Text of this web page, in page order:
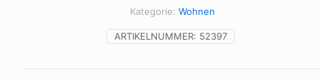
ARTIKELNUMMER: 52397
Kategorie: Wohnen